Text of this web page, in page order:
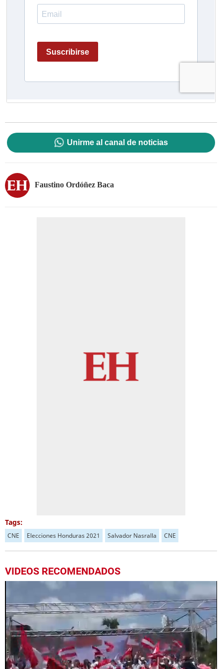
Unirme al canal de noticias
Faustino Ordóñez Baca
Tags:
CNE Elecciones Honduras 2021 Salvador Nasralla CNE
VIDEOS RECOMENDADOS